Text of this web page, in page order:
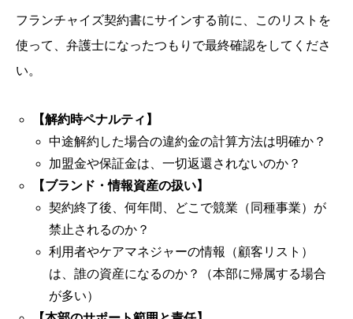
フランチャイズ契約書にサインする前に、このリストを
使って、弁護士になったつもりで最終確認をしてくださ
い。
【解約時ペナルティ】
中途解約した場合の違約金の計算方法は明確か？
加盟金や保証金は、一切返還されないのか？
【ブランド・情報資産の扱い】
契約終了後、何年間、どこで競業（同種事業）が
禁止されるのか？
利用者やケアマネジャーの情報（顧客リスト）
は、誰の資産になるのか？（本部に帰属する場合
が多い）